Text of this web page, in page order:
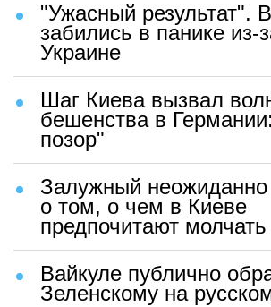
"Ужасный
забились в панике из-
Украине
Шаг Киева вызвал
бешенства в
позор"
Залужный неожиданно
о том, о чем в Киеве
предпочитают молчать
Вайкуле публично
Зеленскому на